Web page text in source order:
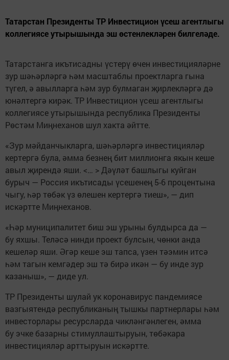
Татарстан Президенты ТР Инвестицион үсеш агентлыгы
коллегиясе утырышында эш өстенлекләрен билгеләде.
Татарстанга икътисадны үстерү өчен инвестицияләрне
зур шәһәрләргә һәм масштаблы проектларга гына
түгел, ә авылларга һәм зур булмаган җирлекләргә дә
юнәлтергә кирәк. ТР Инвестицион үсеш агентлыгы
коллегиясе утырышында республика Президенты
Рөстәм Миңнеханов шул хакта әйтте.
«Зур мәйданчыкларга, шәһәрләргә инвестицияләр
кертергә була, әмма безнең бит миллионга якын кеше
авыл җирендә яши. <… > Дәүләт башлыгы куйган
бурыч — Россия икътисады үсешенең 5-6 процентына
чыгу, һәр төбәк үз өлешен кертергә тиеш», — дип
искәртте Миңнеханов.
«Һәр муниципалитет биш эш урыны булдырса да —
бу яхшы. Теләсә нинди проект булсын, чөнки анда
кешеләр яши. Әгәр кеше эш тапса, үзен тәэмин итсә
һәм тагын кемгәдер эш тә бирә икән — бу инде зур
казаныш», — диде ул.
ТР Президенты шулай ук коронавирус пандемиясе
вазгыятендә республиканың тышкы партнерлары һәм
инвесторлары ресурсларда чикләнгәнлеген, әмма
бу эчке базарны стимуллаштыруын, төбәкара
инвестицияләр арттыруын искәртте.